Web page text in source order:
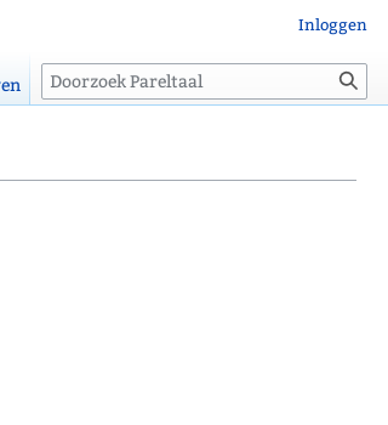
Inloggen
Zoeken